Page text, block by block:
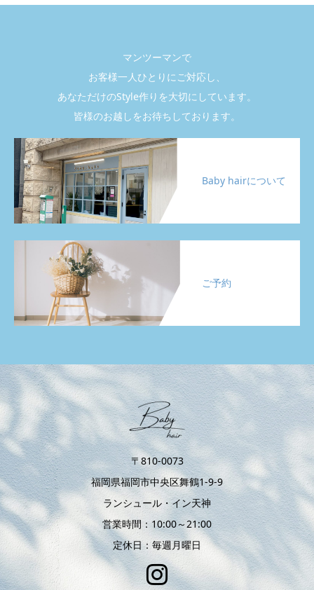
マンツーマンで
お客様一人ひとりにご対応し、
あなただけのStyle作りを大切にしています。
皆様のお越しをお待ちしております。
Baby hairについて
ご予約
〒810-0073
福岡県福岡市中央区舞鶴1-9-9
ランシュール・イン天神
営業時間：10:00～21:00
定休日：毎週月曜日